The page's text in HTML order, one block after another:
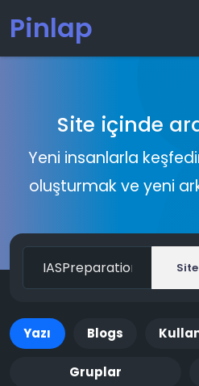
Pinlap
Site içinde
Yeni insanlarla
oluşturmak ve yeni
Yazı Blogs
Gruplar